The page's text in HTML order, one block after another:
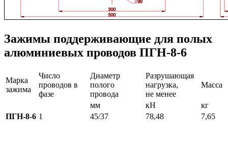
Зажимы поддерживающие для полых
алюминиевых проводов ПГН-8-6
Марка
зажима
Число
проводов в
фазе
Диаметр
полого
провода
Разрушающая
нагрузка,
не менее
Масса
мм кН
кг
ПГН-8-6 1 45/37 78,48 7,65